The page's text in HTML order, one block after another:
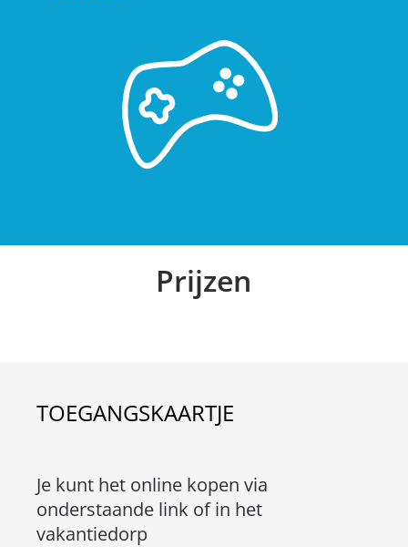
Prijzen
TOEGANGSKAARTJE
Je kunt het online kopen via
onderstaande link of in het
vakantiedorp